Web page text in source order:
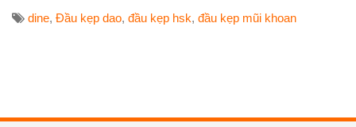
dine, Đầu kẹp dao, đầu kẹp hsk, đầu kẹp mũi khoan